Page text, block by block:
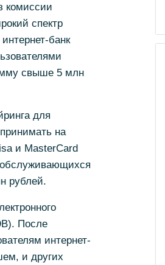
комиссии
спектр
банк
свыше 5 млн
для
на
и MasterCard
обслуживающихся
рублей.
После
интернет-
и других